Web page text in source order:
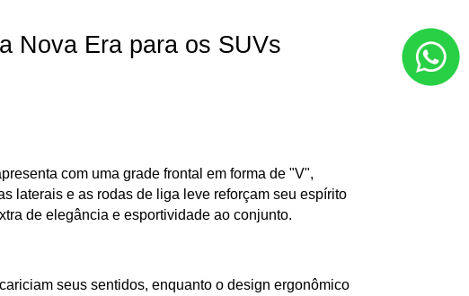
Nova Era para os SUVs
com uma grade frontal em forma de "V",
laterais e as rodas de liga leve reforçam seu espírito
de elegância e esportividade ao conjunto.
seus sentidos, enquanto o design ergonômico